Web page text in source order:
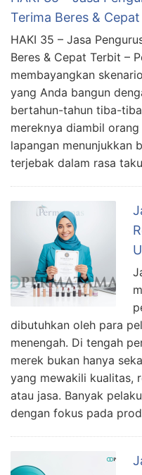
Terima Beres &
HAKI 35 – Jasa
Beres & Cepat Terbit –
membayangkan
yang Anda bangun
bertahun-tahun tiba-
mereknya diambil
lapangan menunjukkan
terjebak dalam rasa
dibutuhkan oleh para
menengah. Di tengah
merek bukan hanya
yang mewakili kualitas,
atau jasa. Banyak
dengan fokus pada